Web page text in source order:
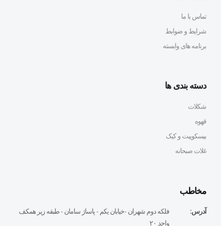
تماس با ما
شرایط و ضوابط
برنامه های وابسته
دسته بندی ها
شکلات
قهوه
بیسکوییت و کیک
غلات صبحانه
مخاطب
آدرس:
فلكه دوم شهران -خيابان يكم - پاساژ سامان - طبقه زير همكف
واحد ٢٠